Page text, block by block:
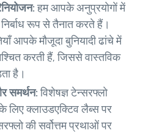
हम आपके अनुप्रयोगों में
रूप से तैनात करते हैं।
आपके मौजूदा बुनियादी ढांचे में
करती हैं, जिससे वास्तविक
है।
समर्थन:विशेषज्ञ टेन्सरफ्लो
लिए क्लाउडएक्टिव लैब्स पर
की सर्वोत्तम प्रथाओं पर